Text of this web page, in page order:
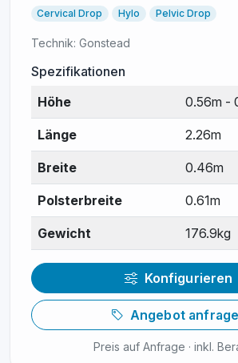
Cervical Drop Hylo Pelvic Drop
Technik: Gonstead
Spezifikationen
Höhe
0.56m -
Länge 2.26m
Breite 0.46m
Polsterbreite 0.61m
Gewicht 176.9kg
Konfigurieren
Angebot
Preis auf Anfrage · inkl.